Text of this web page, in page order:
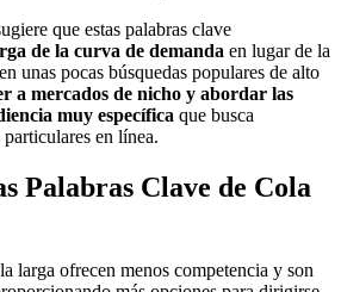
que estas palabras clave
de la curva de demanda en lugar de la
unas pocas búsquedas populares de alto
a mercados de nicho y abordar las
muy específica que busca
en línea.
Palabras Clave de Cola
larga ofrecen menos competencia y son